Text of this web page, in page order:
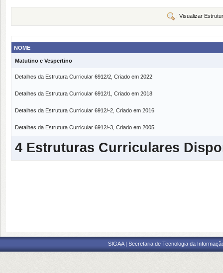
: Visualizar
NOME
Matutino e Vespertino
Detalhes da Estrutura Curricular 6912/2, Criado em 2022
Detalhes da Estrutura Curricular 6912/1, Criado em 2018
Detalhes da Estrutura Curricular 6912/-2, Criado em 2016
Detalhes da Estrutura Curricular 6912/-3, Criado em 2005
4 Estruturas Curriculares
SIGAA | Secretaria de Tecnologia da